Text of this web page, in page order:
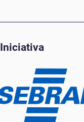
Iniciativa